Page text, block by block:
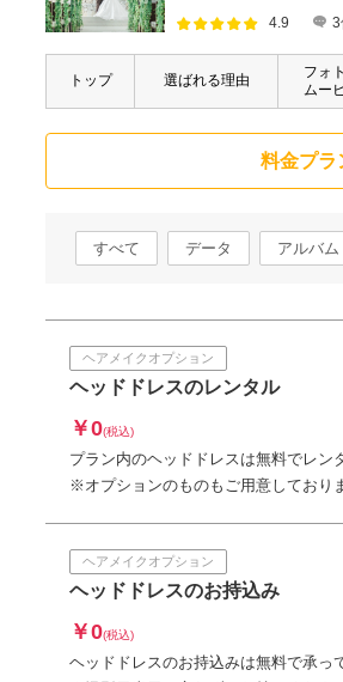
4.9
3
トップ 選ばれる理由
フォ
ムー
料金プラ
すべて データ アルバム
ヘアメイクオプション
ヘッドドレスのレンタル
￥0(税込)
プラン内のヘッドドレスは無料でレン
※オプションのものもご用意しており
ヘアメイクオプション
ヘッドドレスのお持込み
￥0(税込)
ヘッドドレスのお持込みは無料で承っ